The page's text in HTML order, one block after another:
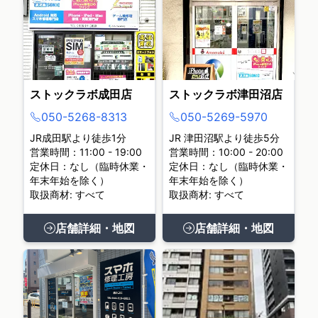
ストックラボ成田店
050-5268-8313
JR成田駅より徒歩1分
営業時間：11:00 - 19:00
定休日：なし（臨時休業・
年末年始を除く）
取扱商材: すべて
店舗詳細・地図
ストックラボ津田沼店
050-5269-5970
JR 津田沼駅より徒歩5分
営業時間：10:00 - 20:00
定休日：なし（臨時休業・
年末年始を除く）
取扱商材: すべて
店舗詳細・地図